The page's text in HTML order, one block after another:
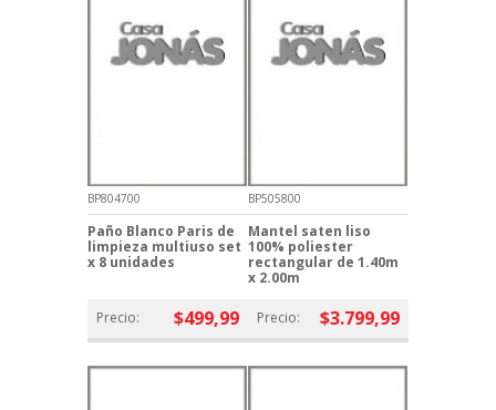
BP804700
Paño Blanco Paris de
limpieza multiuso set
x 8 unidades
Precio: $499,99
BP505800
Mantel saten liso
100% poliester
rectangular de 1.40m
x 2.00m
Precio: $3.799,99